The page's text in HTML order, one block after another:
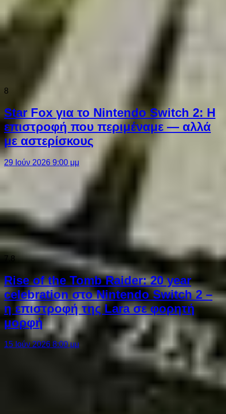
8
Star Fox για το Nintendo Switch 2: Η
επιστροφή που περιμέναμε — αλλά
με αστερίσκους
29 Ιούν 2026 9:00 μμ
7.8
Rise of the Tomb Raider: 20 year
celebration στο Nintendo Switch 2 –
η επιστροφή της Lara σε φορητή
μορφή
15 Ιούν 2026 8:00 μμ